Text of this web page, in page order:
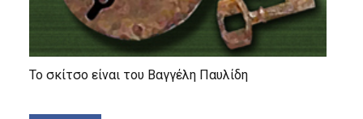
Το σκίτσο είναι του Βαγγέλη Παυλίδη